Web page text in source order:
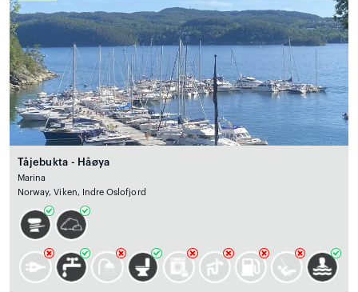
Tåjebukta - Håøya
Marina
Norway, Viken, Indre Oslofjord